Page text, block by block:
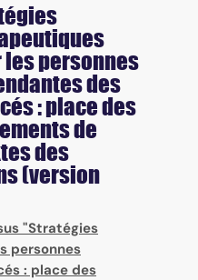
les personnes
des
: place des
de
des
(version
"Stratégies
personnes
: place des